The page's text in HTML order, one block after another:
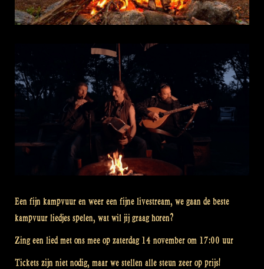
Een fijn kampvuur en weer een fijne livestream, we gaan de beste
kampvuur liedjes spelen, wat wil jij graag horen?
Zing een lied met ons mee op zaterdag 14 november om 17:00 uur
Tickets zijn niet nodig, maar we stellen alle steun zeer op prijs!